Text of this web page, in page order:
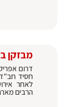
מבזקן
דרום
לאחר
הרבים